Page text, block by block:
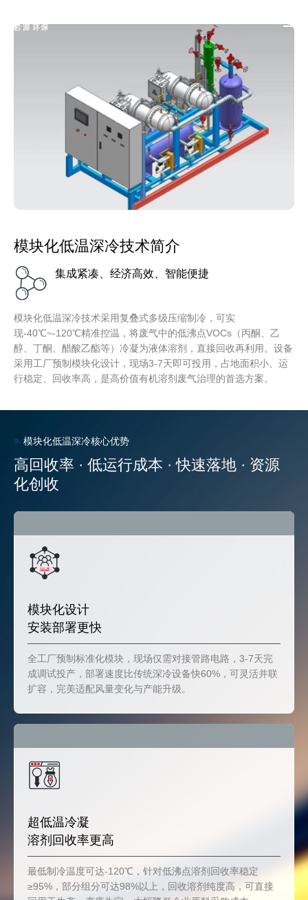
超低温冷凝 | 高回收率 | 快速部署 | 资源回用
模块化低温深冷技术简介
集成紧凑、经济高效、智能便捷
模块化低温深冷技术采用复叠式多级压缩制冷，可实
现-40℃~-120℃精准控温，将废气中的低沸点VOCs（丙酮、乙
醇、丁酮、醋酸乙酯等）冷凝为液体溶剂，直接回收再利用。设备
采用工厂预制模块化设计，现场3-7天即可投用，占地面积小、运
行稳定、回收率高，是高价值有机溶剂废气治理的首选方案。
模块化低温深冷核心优势
高回收率 · 低运行成本 · 快速落地 · 资源
化创收
模块化设计
安装部署更快
全工厂预制标准化模块，现场仅需对接管路电路，3-7天完
成调试投产，部署速度比传统深冷设备快60%，可灵活并联
扩容，完美适配风量变化与产能升级。
超低温冷凝
溶剂回收率更高
最低制冷温度可达-120℃，针对低沸点溶剂回收率稳定
≥95%，部分组分可达98%以上，回收溶剂纯度高，可直接